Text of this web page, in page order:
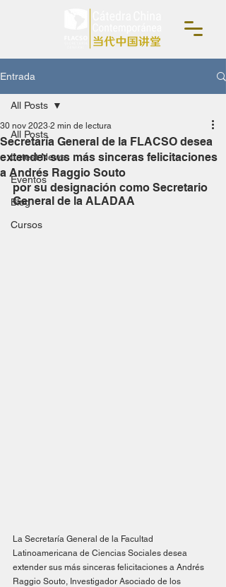
Entrada
All Posts
Latest News
Eventos
Blog
Cursos
All Posts
Secretaría General de la FLACSO desea
extender sus más sinceras felicitaciones
a Andrés Raggio Souto
30 nov 2023 2 min de lectura
por su designación como Secretario
General de la ALADAA
La Secretaría General de la Facultad
Latinoamericana de Ciencias Sociales desea
extender sus más sinceras felicitaciones a Andrés
Raggio Souto, Investigador Asociado de los